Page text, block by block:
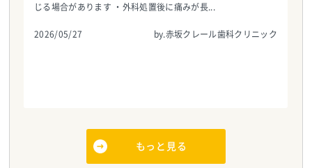
じる場合があります ・外科処置後に痛みが長...
2026/05/27 by.赤坂クレール歯科クリニック
もっと見る